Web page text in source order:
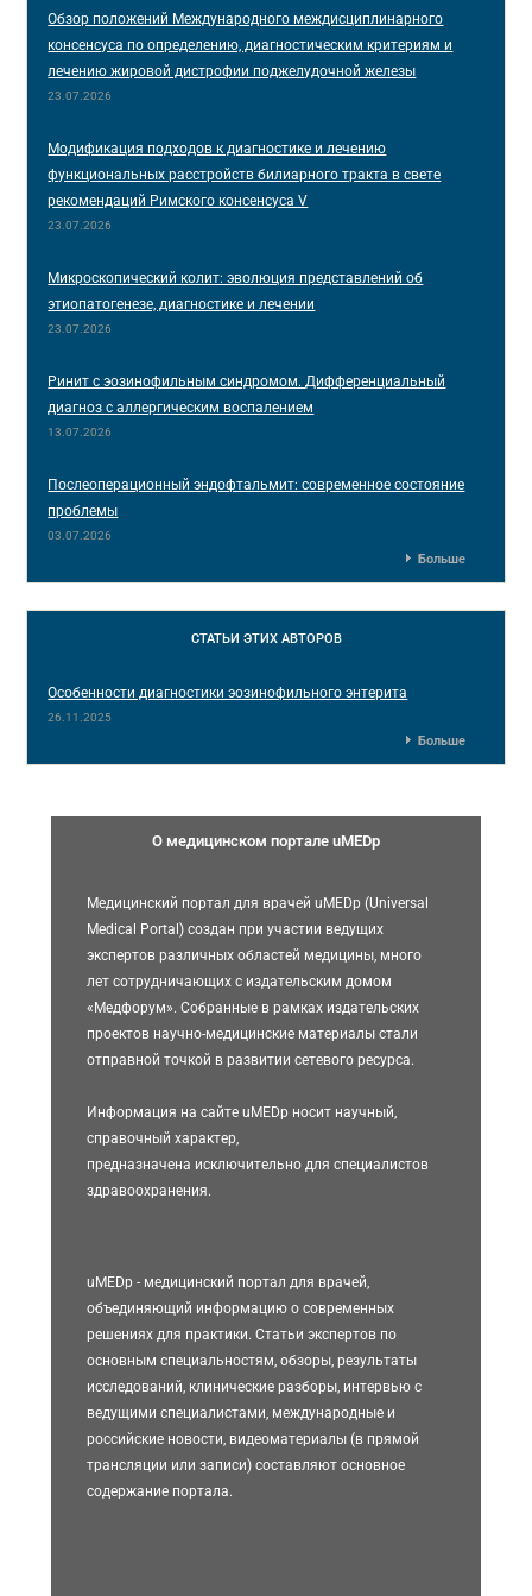
Обзор положений Международного междисциплинарного
консенсуса по определению, диагностическим критериям и
лечению жировой дистрофии поджелудочной железы
23.07.2026
Модификация подходов к диагностике и лечению
функциональных расстройств билиарного тракта в свете
рекомендаций Римского консенсуса V
23.07.2026
Микроскопический колит: эволюция представлений об
этиопатогенезе, диагностике и лечении
23.07.2026
Ринит с эозинофильным синдромом. Дифференциальный
диагноз с аллергическим воспалением
13.07.2026
Послеоперационный эндофтальмит: современное состояние
проблемы
03.07.2026
Больше
СТАТЬИ ЭТИХ АВТОРОВ
Особенности диагностики эозинофильного энтерита
26.11.2025
Больше
О медицинском портале uMEDp
Медицинский портал для врачей uMEDp (Universal
Medical Portal) создан при участии ведущих
экспертов различных областей медицины, много
лет сотрудничающих с издательским домом
«Медфорум». Собранные в рамках издательских
проектов научно-медицинские материалы стали
отправной точкой в развитии сетевого ресурса.
Информация на сайте uMEDp носит научный,
справочный характер,
предназначена исключительно для специалистов
здравоохранения.
uMEDp - медицинский портал для врачей,
объединяющий информацию о современных
решениях для практики. Статьи экспертов по
основным специальностям, обзоры, результаты
исследований, клинические разборы, интервью с
ведущими специалистами, международные и
российские новости, видеоматериалы (в прямой
трансляции или записи) составляют основное
содержание портала.